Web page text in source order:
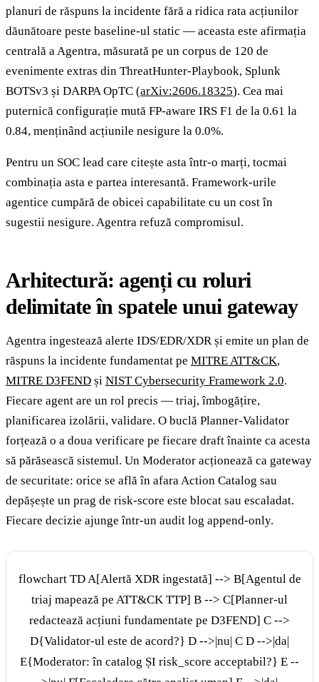
planuri de răspuns la incidente fără a ridica rata acțiunilor
dăunătoare peste baseline-ul static — aceasta este afirmația
centrală a Agentra, măsurată pe un corpus de 120 de
evenimente extras din ThreatHunter-Playbook, Splunk
BOTSv3 și DARPA OpTC (arXiv:2606.18325). Cea mai
puternică configurație mută FP-aware IRS F1 de la 0.61 la
0.84, menținând acțiunile nesigure la 0.0%.
Pentru un SOC lead care citește asta într-o marți, tocmai
combinația asta e partea interesantă. Framework-urile
agentice cumpără de obicei capabilitate cu un cost în
sugestii nesigure. Agentra refuză compromisul.
Arhitectură: agenți cu roluri
delimitate în spatele unui gateway
Agentra ingestează alerte IDS/EDR/XDR și emite un plan de
răspuns la incidente fundamentat pe MITRE ATT&CK,
MITRE D3FEND și NIST Cybersecurity Framework 2.0.
Fiecare agent are un rol precis — triaj, îmbogățire,
planificarea izolării, validare. O buclă Planner-Validator
forțează o a doua verificare pe fiecare draft înainte ca acesta
să părăsească sistemul. Un Moderator acționează ca gateway
de securitate: orice se află în afara Action Catalog sau
depășește un prag de risk-score este blocat sau escaladat.
Fiecare decizie ajunge într-un audit log append-only.
flowchart TD A[Alertă XDR ingestată] --> B[Agentul de
triaj mapează pe ATT&CK TTP] B --> C[Planner-ul
redactează acțiuni fundamentate pe D3FEND] C -->
D{Validator-ul este de acord?} D -->|nu| C D -->|da|
E{Moderator: în catalog ȘI risk_score acceptabil?} E --